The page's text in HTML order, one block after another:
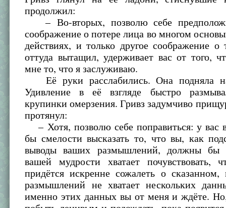
продолжил:
– Во-вторых, позволю себе
соображение о потере лица во многом
действиях, и только другое соображение
оттуда вытащил, удерживает вас от того,
мне то, что я заслуживаю.
Её руки расслабились. Она подняла
Удивление в её взгляде быстро
крупинки омерзения. Гривз задумчиво
протянул:
– Хотя, позволю себе поправиться: у вас
бы смелости высказать то, что вы, как
выводы ваших размышлений, должны бы
вашей мудрости хватает почувствовать,
придётся искренне сожалеть о сказанном,
размышлений не хватает нескольких
именно этих данных вы от меня и ждёте.